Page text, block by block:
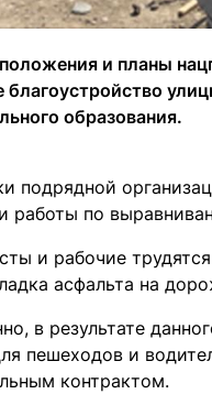
и планы
благоустройство
образования.
подрядной
работы по
и рабочие
асфальта на
в результате
пешеходов и
контрактом.